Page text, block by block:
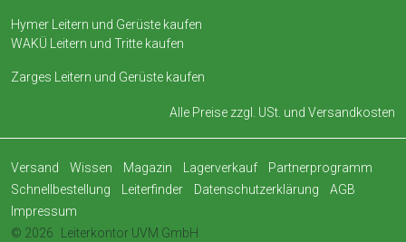
Hymer Leitern und Gerüste kaufen
WAKÜ Leitern und Tritte kaufen
Zarges Leitern und Gerüste kaufen
Alle Preise zzgl. USt. und Versandkosten
Versand Wissen Magazin Lagerverkauf
Partnerprogramm
Schnellbestellung
Leiterfinder Datenschutzerklärung
AGB
Impressum
© 2026
Leiterkontor UVM GmbH